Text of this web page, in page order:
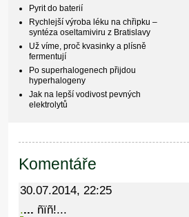
Pyrit do baterií
Rychlejší výroba léku na chřipku –
syntéza oseltamiviru z Bratislavy
Už víme, proč kvasinky a plísně
fermentují
Po superhalogenech přijdou
hyperhalogeny
Jak na lepší vodivost pevných
elektrolytů
Komentáře
30.07.2014, 22:25
.... ñïñ!...